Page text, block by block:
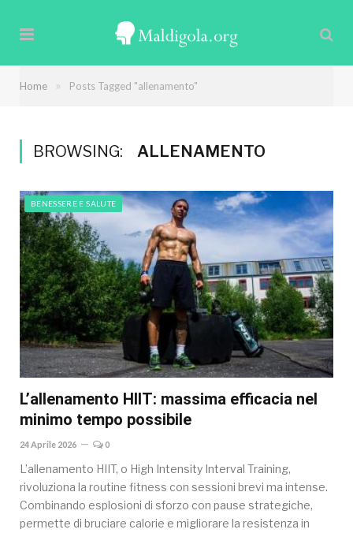
Home » Posts Tagged "allenamento"
BROWSING: ALLENAMENTO
BENESSERE E SALUTE
L’allenamento HIIT: massima efficacia nel
minimo tempo possibile
24 Aprile 2026 0
L’allenamento HIIT, o High Intensity Interval Training,
rivoluziona la routine fitness con sessioni brevi ma intense.
Combinando esplosioni di sforzo con pause strategiche,
permette di bruciare calorie e migliorare la resistenza in